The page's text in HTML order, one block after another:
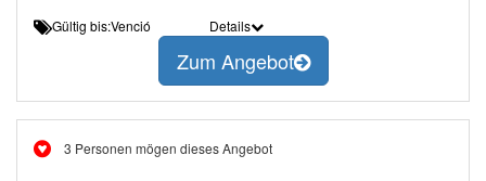
Gültig bis:Venció Details
Zum Angebot
3 Personen mögen dieses Angebot